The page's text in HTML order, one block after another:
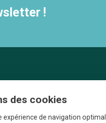
!
des cookies
expérience de navigation